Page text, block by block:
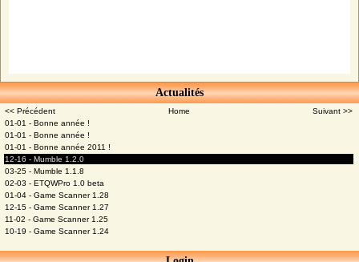
Actualités
<< Précédent Home
Suivant >>
01-01 - Bonne année !
01-01 - Bonne année !
01-01 - Bonne année 2011 !
12-16 - Mumble 1.2.0
03-25 - Mumble 1.1.8
02-03 - ETQWPro 1.0 beta
01-04 - Game Scanner 1.28
12-15 - Game Scanner 1.27
11-02 - Game Scanner 1.25
10-19 - Game Scanner 1.24